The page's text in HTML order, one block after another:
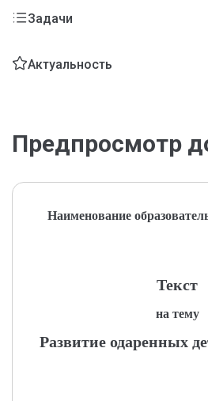
Задачи
Актуальность
Предпросмотр
Наименование
Текст
на тему
Развитие одаренных